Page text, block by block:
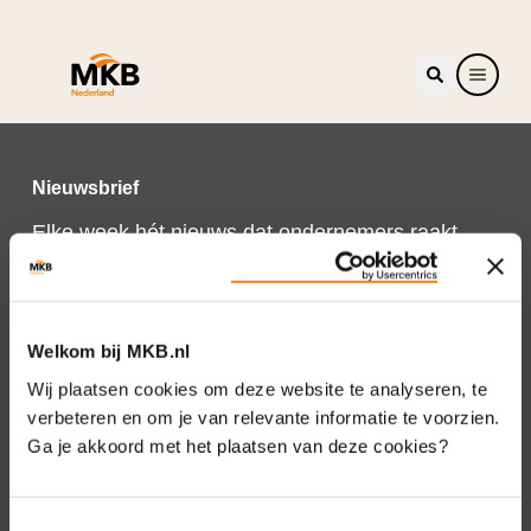
Welkom bij MKB.nl
Wij plaatsen cookies om deze website te analyseren, te
verbeteren en om je van relevante informatie te voorzien.
Ga je akkoord met het plaatsen van deze cookies?
Nieuwsbrief
Elke week hét nieuws dat ondernemers raakt.
Schrijf je nu in voor de MKB-Nederland
nieuwsbrief.
Schrijf je in
Direct naar
Over ons